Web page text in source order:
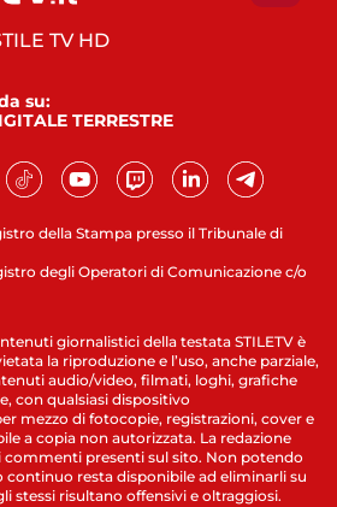
della Stampa presso il Tribunale di
degli Operatori di Comunicazione c/o
TV HD
su:
TERRESTRE
giornalistici della testata STILETV è
la riproduzione e l’uso, anche parziale,
audio/video, filmati, loghi, grafiche
con qualsiasi dispositivo
mezzo di fotocopie, registrazioni, cover e
a copia non autorizzata. La redazione
commenti presenti sul sito. Non potendo
resta disponibile ad eliminarli su
stessi risultano offensivi e oltraggiosi.